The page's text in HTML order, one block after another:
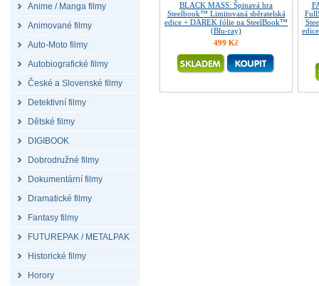
Anime / Manga filmy
Animované filmy
Auto-Moto filmy
Autobiografické filmy
České a Slovenské filmy
Detektivní filmy
Dětské filmy
DIGIBOOK
Dobrodružné filmy
Dokumentární filmy
Dramatické filmy
Fantasy filmy
FUTUREPAK / METALPAK
Historické filmy
Horory
BLACK MASS: Špinavá hra
Steelbook™ Limitovaná sběratelská
edice + DÁREK fólie na SteelBook™
(Blu-ray)
499 Kč